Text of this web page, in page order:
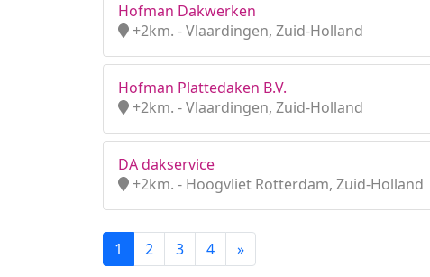
Hofman Dakwerken
+2km. - Vlaardingen, Zuid-Holland
Hofman Plattedaken B.V.
+2km. - Vlaardingen, Zuid-Holland
DA dakservice
+2km. - Hoogvliet Rotterdam, Zuid-Holland
1 2 3 4 »